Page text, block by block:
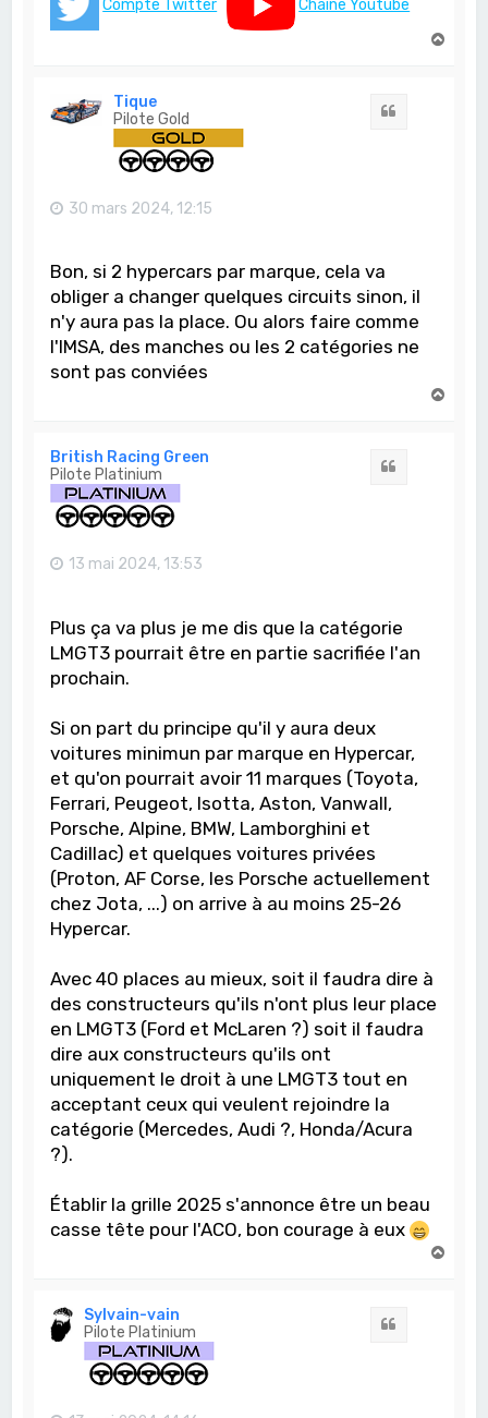
Compte Twitter
Chaine Youtube
Tique
Pilote Gold
30 mars 2024, 12:15
Bon, si 2 hypercars par marque, cela va
obliger a changer quelques circuits sinon, il
n'y aura pas la place. Ou alors faire comme
l'IMSA, des manches ou les 2 catégories ne
sont pas conviées
British Racing Green
Pilote Platinium
13 mai 2024, 13:53
Plus ça va plus je me dis que la catégorie
LMGT3 pourrait être en partie sacrifiée l'an
prochain.
Si on part du principe qu'il y aura deux
voitures minimun par marque en Hypercar,
et qu'on pourrait avoir 11 marques (Toyota,
Ferrari, Peugeot, Isotta, Aston, Vanwall,
Porsche, Alpine, BMW, Lamborghini et
Cadillac) et quelques voitures privées
(Proton, AF Corse, les Porsche actuellement
chez Jota, ...) on arrive à au moins 25-26
Hypercar.
Avec 40 places au mieux, soit il faudra dire à
des constructeurs qu'ils n'ont plus leur place
en LMGT3 (Ford et McLaren ?) soit il faudra
dire aux constructeurs qu'ils ont
uniquement le droit à une LMGT3 tout en
acceptant ceux qui veulent rejoindre la
catégorie (Mercedes, Audi ?, Honda/Acura
?).
Établir la grille 2025 s'annonce être un beau
casse tête pour l'ACO, bon courage à eux
Sylvain-vain
Pilote Platinium